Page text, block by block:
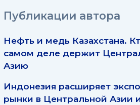
Публикации автора
Нефть и медь Казахстана.
самом деле держит
Азию
Индонезия расширяет
рынки в Центральной Азии